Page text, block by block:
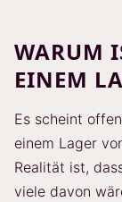
WARUM
EINEM
Es scheint
einem Lager
Realität ist,
viele davon